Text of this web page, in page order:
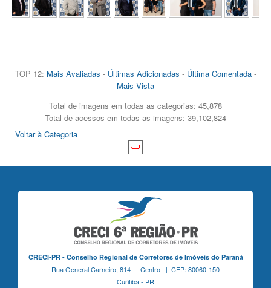
TOP 12: Mais Avaliadas - Últimas Adicionadas - Última Comentada-
Mais Vista
Total de imagens em todas as categorias: 45,878
Total de acessos em todas as imagens: 39,102,824
Voltar à Categoria
CRECI-PR - Conselho Regional de Corretores de Imóveis do Paraná
Rua General Carneiro, 814 - Centro | CEP: 80060-150
Curitiba - PR